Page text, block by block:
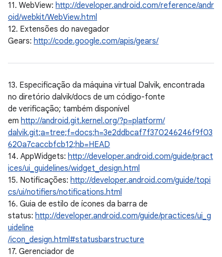
11. WebView: http://developer.android.com/reference/andr
oid/webkit/WebView.html
12. Extensões do navegador
Gears: http://code.google.com/apis/gears/
13. Especificação da máquina virtual Dalvik, encontrada
no diretório dalvik/docs de um código-fonte
de verificação; também disponível
em http://android.git.kernel.org/?p=platform/
dalvik.git;a=tree;f=docs;h=3e2ddbcaf7f370246246f9f03
620a7caccbfcb12;hb=HEAD
14. AppWidgets: http://developer.android.com/guide/pract
ices/ui_guidelines/widget_design.html
15. Notificações: http://developer.android.com/guide/topi
cs/ui/notifiers/notifications.html
16. Guia de estilo de ícones da barra de
status: http://developer.android.com/guide/practices/ui_g
uideline
/icon_design.html#statusbarstructure
17. Gerenciador de